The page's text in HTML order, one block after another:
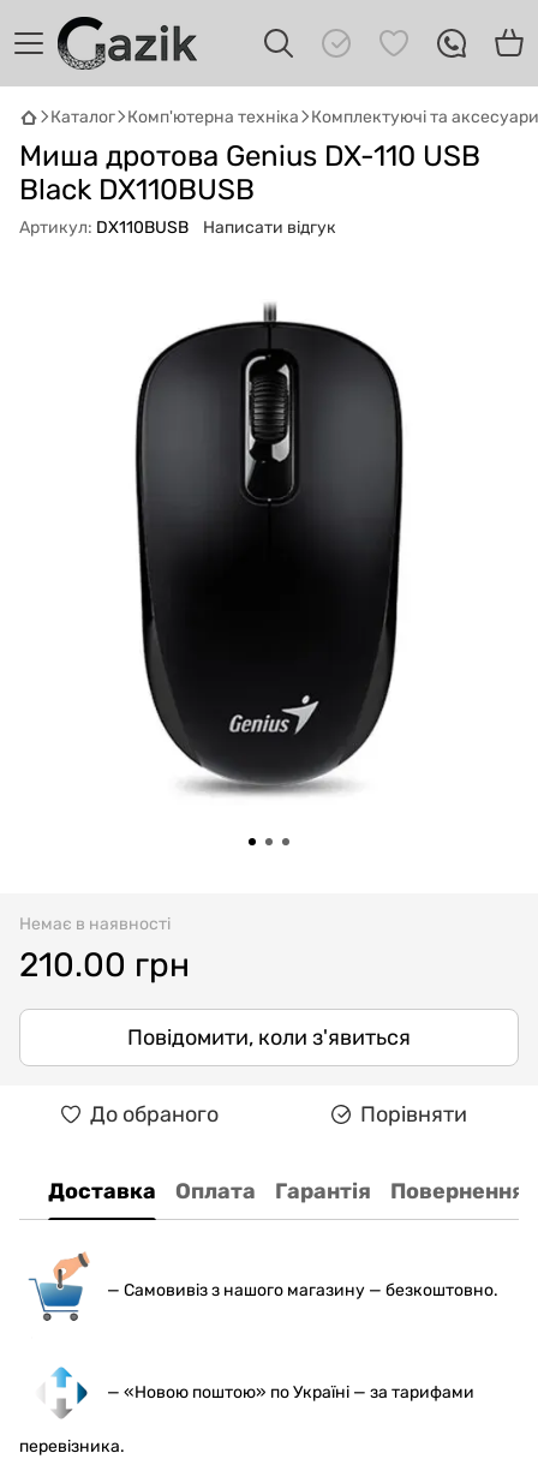
Каталог Комп'ютерна техніка Комплектуючі та аксесуари
Миша дротова Genius DX-110 USB
Black DX110BUSB
Артикул: DX110BUSB Написати відгук
Немає в наявності
210.00 грн
Повідомити, коли з'явиться
До обраного Порівняти
Доставка Оплата Гарантія Повернення
— Самовивіз з нашого магазину — безкоштовно.
— «Новою поштою» по Україні — за тарифами
перевізника.
Онлайн · пошук техніки
Привіт! 👋 Я Gazik AI — допоможу